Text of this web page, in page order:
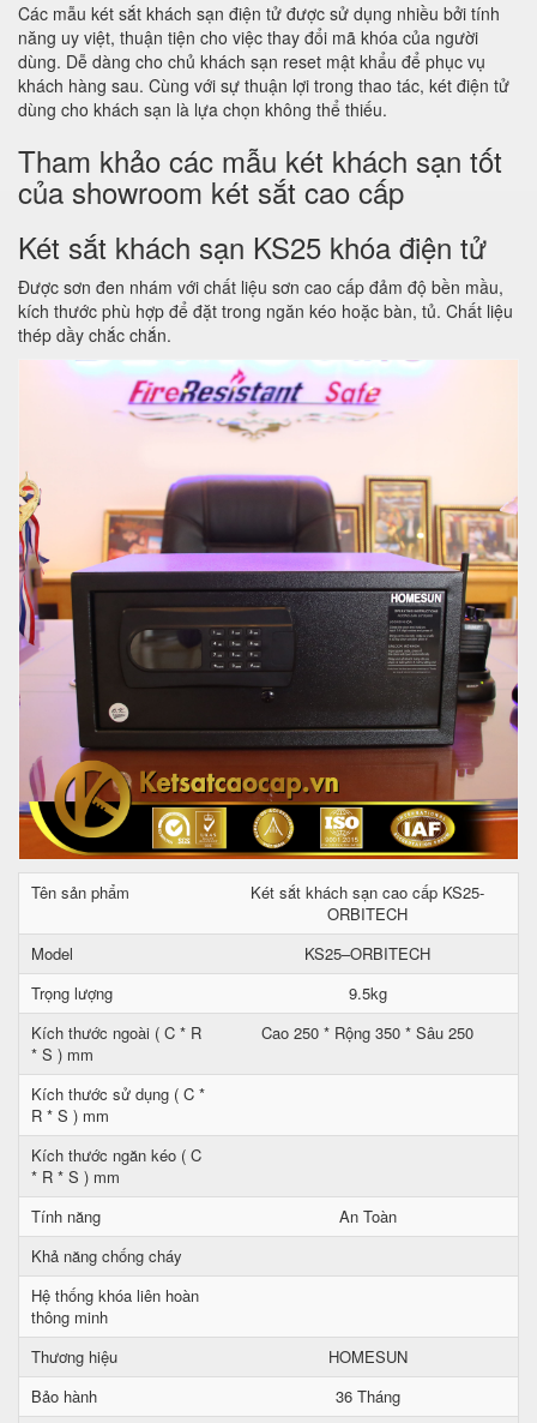
Các mẫu két sắt khách sạn điện tử được sử dụng nhiều bởi tính
năng uy việt, thuận tiện cho việc thay đổi mã khóa của người
dùng. Dễ dàng cho chủ khách sạn reset mật khẩu để phục vụ
khách hàng sau. Cùng với sự thuận lợi trong thao tác, két điện tử
dùng cho khách sạn là lựa chọn không thể thiếu.
Tham khảo các mẫu két khách sạn tốt
của showroom két sắt cao cấp
Két sắt khách sạn KS25 khóa điện tử
Được sơn đen nhám với chất liệu sơn cao cấp đảm độ bền mầu,
kích thước phù hợp để đặt trong ngăn kéo hoặc bàn, tủ. Chất liệu
thép dầy chắc chắn.
Tên sản phẩm
Két sắt khách sạn cao cấp KS25-
ORBITECH
Model
KS25–ORBITECH
Trọng lượng
9.5kg
Kích thước ngoài ( C * R
* S ) mm
Cao 250 * Rộng 350 * Sâu 250
Kích thước sử dụng ( C *
R * S ) mm
Kích thước ngăn kéo ( C
* R * S ) mm
Tính năng
An Toàn
Khả năng chống cháy
Hệ thống khóa liên hoàn
thông minh
Thương hiệu
HOMESUN
Bảo hành
36 Tháng